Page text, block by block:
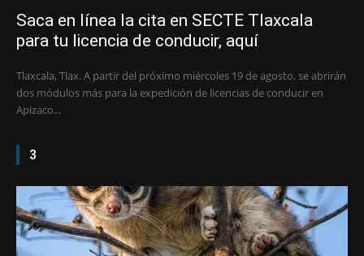
Saca en línea la cita en SECTE Tlaxcala
para tu licencia de conducir, aquí
Tlaxcala, Tlax. A partir del próximo miércoles 19 de agosto, se abrirán
dos módulos más para la expedición de licencias de conducir en
Apizaco...
3